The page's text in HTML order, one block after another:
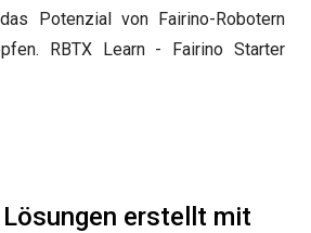
Potenzial von Fairino-Robotern
RBTX Learn - Fairino Starter
erstellt mit